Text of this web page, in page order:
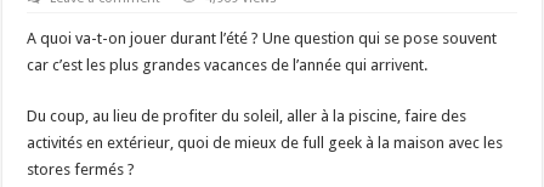
A quoi va-t-on jouer durant l’été ? Une question qui se pose souvent
car c’est les plus grandes vacances de l’année qui arrivent.
Du coup, au lieu de profiter du soleil, aller à la piscine, faire des
activités en extérieur, quoi de mieux de full geek à la maison avec les
stores fermés ?